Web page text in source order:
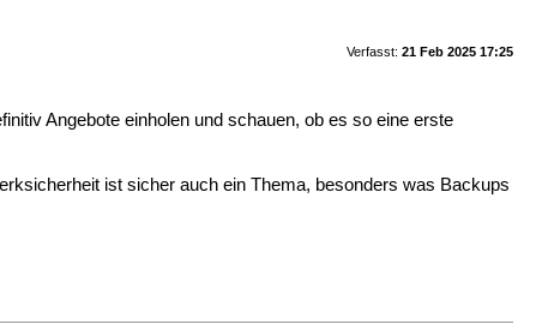
Verfasst: 21 Feb 2025 17:25
Angebote einholen und schauen, ob es so eine erste
ist sicher auch ein Thema, besonders was Backups